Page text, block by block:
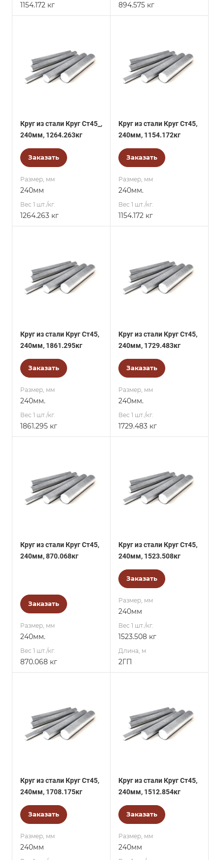
1154.172 кг 894.575 кг
Круг из стали Круг Ст45_,
240мм, 1264.263кг
Заказать
Размер, мм
240мм
Вес 1 шт./кг.
1264.263 кг
Круг из стали Круг Ст45,
240мм, 1154.172кг
Заказать
Размер, мм
240мм.
Вес 1 шт./кг.
1154.172 кг
Круг из стали Круг Ст45,
240мм, 1861.295кг
Заказать
Размер, мм
240мм.
Вес 1 шт./кг.
1861.295 кг
Круг из стали Круг Ст45,
240мм, 1729.483кг
Заказать
Размер, мм
240мм.
Вес 1 шт./кг.
1729.483 кг
Круг из стали Круг Ст45,
240мм, 870.068кг
Заказать
Размер, мм
240мм.
Вес 1 шт./кг.
870.068 кг
Круг из стали Круг Ст45,
240мм, 1523.508кг
Заказать
Размер, мм
240мм
Вес 1 шт./кг.
1523.508 кг
Длина, м
2ГП
Круг из стали Круг Ст45,
240мм, 1708.175кг
Заказать
Размер, мм
240мм
Круг из стали Круг Ст45,
240мм, 1512.854кг
Заказать
Размер, мм
240мм